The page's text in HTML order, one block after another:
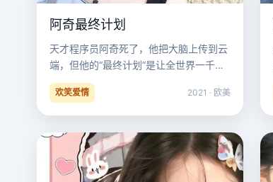
阿奇最终计划
天才程序员阿奇死了，他把大脑上传到云
端，但他的“最终计划”是让全世界一千个
陌生人，每人下载他的一部分记忆。
欢笑爱情 2021 · 欧美